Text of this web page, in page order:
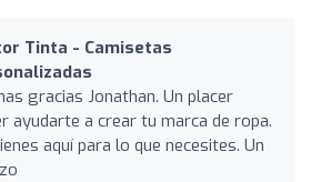
Tinta - Camisetas
gracias Jonathan. Un placer
ayudarte a crear tu marca de ropa.
aquí para lo que necesites. Un